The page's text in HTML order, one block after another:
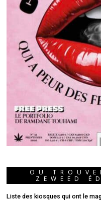
OU
ZEWEED
Liste des kiosques qui ont le